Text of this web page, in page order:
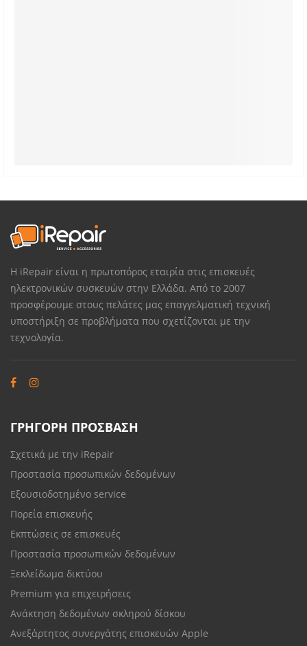
Η iRepair είναι η πρωτοπόρος εταιρία στις επισκευές
ηλεκτρονικών συσκευών στην Ελλάδα. Από το 2007
προσφέρουμε στους πελάτες μας επαγγελματική τεχνική
υποστήριξη σε προβλήματα που σχετίζονται με την
τεχνολογία.
ΓΡΗΓΟΡΗ ΠΡΟΣΒΑΣΗ
Σχετικά με την iRepair
Προστασία προσωπικών δεδομένων
Εξουσιοδοτημένο service
Πορεία επισκευής
Εκπτώσεις σε επισκευές
Προστασία προσωπικών δεδομένων
Ξεκλείδωμα δικτύου
Premium για επιχειρήσεις
Ανάκτηση δεδομένων σκληρού δίσκου
Ανεξάρτητος συνεργάτης επισκευών Apple